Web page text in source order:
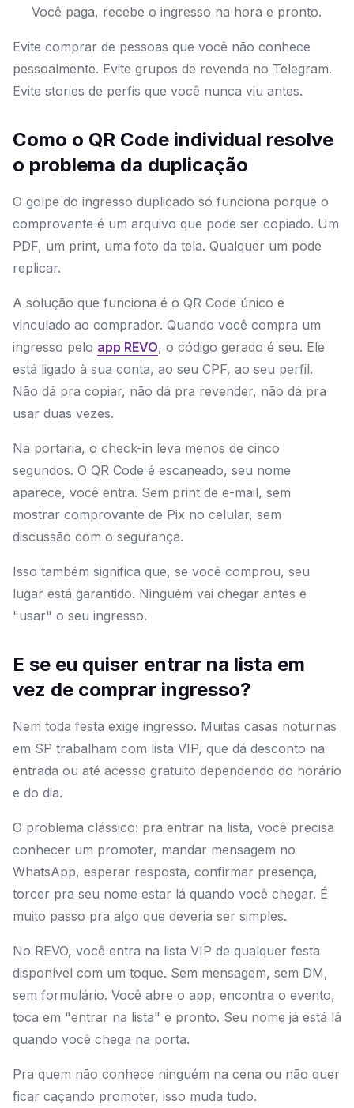
Você paga, recebe o ingresso na hora e pronto.
Evite comprar de pessoas que você não conhece
pessoalmente. Evite grupos de revenda no Telegram.
Evite stories de perfis que você nunca viu antes.
Como o QR Code individual resolve
o problema da duplicação
O golpe do ingresso duplicado só funciona porque o
comprovante é um arquivo que pode ser copiado. Um
PDF, um print, uma foto da tela. Qualquer um pode
replicar.
A solução que funciona é o QR Code único e
vinculado ao comprador. Quando você compra um
ingresso pelo app REVO, o código gerado é seu. Ele
está ligado à sua conta, ao seu CPF, ao seu perfil.
Não dá pra copiar, não dá pra revender, não dá pra
usar duas vezes.
Na portaria, o check-in leva menos de cinco
segundos. O QR Code é escaneado, seu nome
aparece, você entra. Sem print de e-mail, sem
mostrar comprovante de Pix no celular, sem
discussão com o segurança.
Isso também significa que, se você comprou, seu
lugar está garantido. Ninguém vai chegar antes e
"usar" o seu ingresso.
E se eu quiser entrar na lista em
vez de comprar ingresso?
Nem toda festa exige ingresso. Muitas casas noturnas
em SP trabalham com lista VIP, que dá desconto na
entrada ou até acesso gratuito dependendo do horário
e do dia.
O problema clássico: pra entrar na lista, você precisa
conhecer um promoter, mandar mensagem no
WhatsApp, esperar resposta, confirmar presença,
torcer pra seu nome estar lá quando você chegar. É
muito passo pra algo que deveria ser simples.
No REVO, você entra na lista VIP de qualquer festa
disponível com um toque. Sem mensagem, sem DM,
sem formulário. Você abre o app, encontra o evento,
toca em "entrar na lista" e pronto. Seu nome já está lá
quando você chega na porta.
Pra quem não conhece ninguém na cena ou não quer
ficar caçando promoter, isso muda tudo.